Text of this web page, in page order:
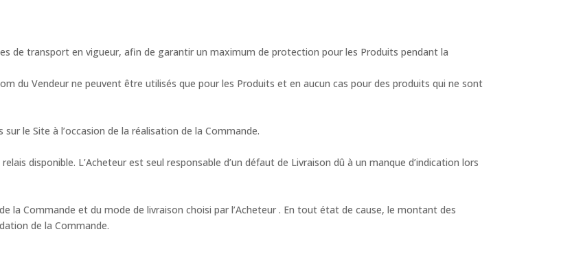
de transport en vigueur, afin de garantir un maximum de protection pour les Produits pendant la
du Vendeur ne peuvent être utilisés que pour les Produits et en aucun cas pour des produits qui ne sont
le Site à l’occasion de la réalisation de la Commande.
disponible. L’Acheteur est seul responsable d’un défaut de Livraison dû à un manque d’indication lors
la Commande et du mode de livraison choisi par l’Acheteur . En tout état de cause, le montant des
de la Commande.